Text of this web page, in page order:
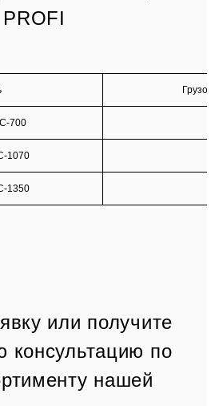
700
1070
1350
или получите
консультацию по
нашей